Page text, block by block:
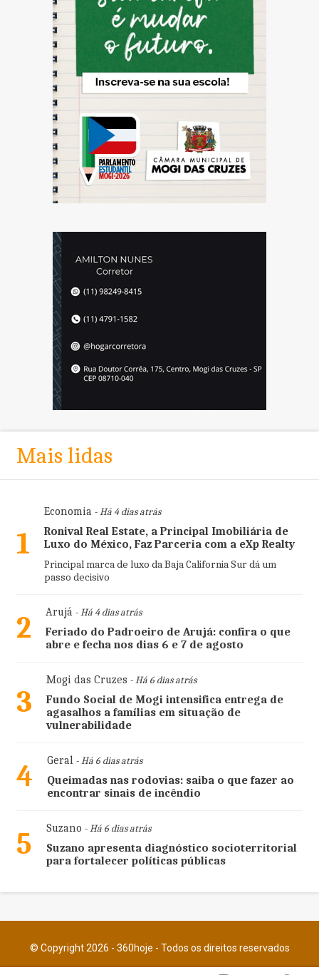
Mais lidas
1
Economia- Há 4 dias atrás
Ronival Real Estate, a Principal Imobiliária de
Luxo do México, Faz Parceria com a eXp Realty
Principal marca de luxo da Baja California Sur dá um
passo decisivo
2 Arujá- Há 4 dias atrás
Feriado do Padroeiro de Arujá: confira o que
abre e fecha nos dias 6 e 7 de agosto
3
Mogi das Cruzes - Há 6 dias atrás
Fundo Social de Mogi intensifica entrega de
agasalhos a famílias em situação de
vulnerabilidade
4 Geral- Há 6 dias atrás
Queimadas nas rodovias: saiba o que fazer ao
encontrar sinais de incêndio
5 Suzano - Há 6 dias atrás
Suzano apresenta diagnóstico socioterritorial
para fortalecer políticas públicas
© Copyright 2026 - 360hoje - Todos os direitos reservados